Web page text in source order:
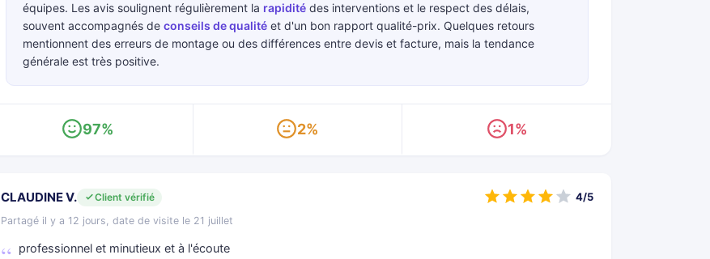
équipes. Les avis soulignent régulièrement la rapidité des interventions et le respect des délais,
souvent accompagnés de conseils de qualité et d'un bon rapport qualité-prix. Quelques retours
mentionnent des erreurs de montage ou des différences entre devis et facture, mais la tendance
générale est très positive.
97% 2% 1%
CLAUDINE V.
Client vérifié
Partagé il y a 12 jours, date de visite le 21 juillet
professionnel et minutieux et à l'écoute
4/5